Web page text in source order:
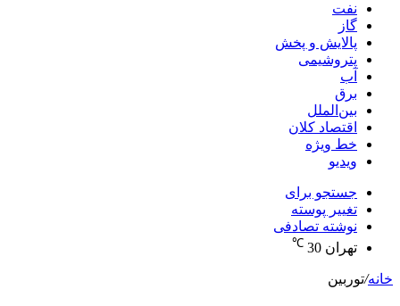
نفت
گاز
پالایش و پخش
پتروشیمی
آب
برق
بین‌الملل
اقتصاد کلان
خط ویژه
ویدیو
جستجو برای
تغییر پوسته
نوشته تصادفی
تهران 30
℃
خانه/توربین